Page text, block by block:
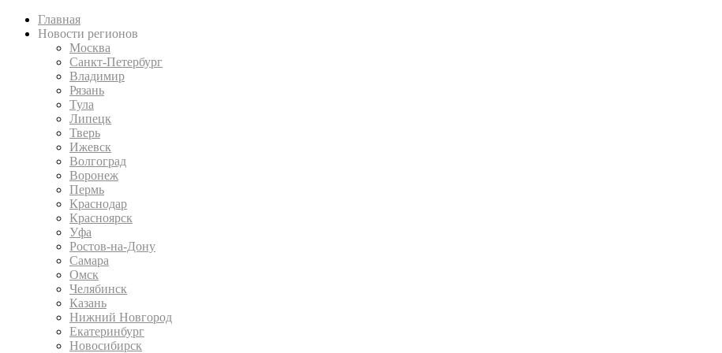
Главная
Новости регионов
Москва
Санкт-Петербург
Владимир
Рязань
Тула
Липецк
Тверь
Ижевск
Волгоград
Воронеж
Пермь
Краснодар
Красноярск
Уфа
Ростов-на-Дону
Самара
Омск
Челябинск
Казань
Нижний Новгород
Екатеринбург
Новосибирск